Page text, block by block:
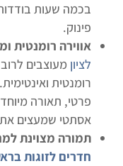
בכמה שעות
פינוק.
אווירה רומנטית
לציון מעוצבים
רומנטית
פרטי, תאורה
אסתטי שמעצים את
תמורה מצוינת
חדרים לזוגות